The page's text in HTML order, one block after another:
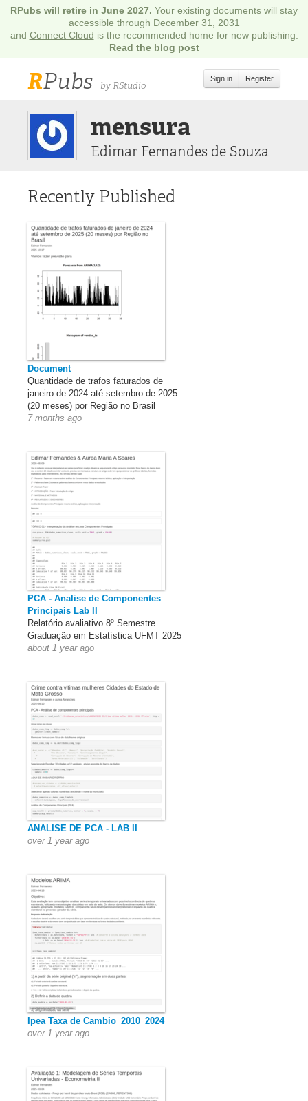
RPubs will retire in June 2027. Your existing documents will stay
accessible through December 31, 2031
and Connect Cloud is the recommended home for new publishing.
Read the blog post
RPubs by RStudio
Sign in Register
mensura
Edimar Fernandes de Souza
Recently Published
Document
Quantidade de trafos faturados de
janeiro de 2024 até setembro de 2025
(20 meses) por Região no Brasil
7 months ago
PCA - Analise de Componentes
Principais Lab II
Relatório avaliativo 8º Semestre
Graduação em Estatística UFMT 2025
about 1 year ago
ANALISE DE PCA - LAB II
over 1 year ago
Ipea Taxa de Cambio_2010_2024
over 1 year ago